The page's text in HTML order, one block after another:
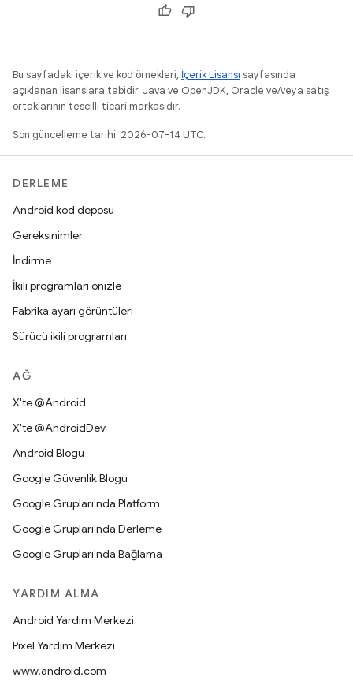
Bu sayfadaki içerik ve kod örnekleri, İçerik Lisansı sayfasında
açıklanan lisanslara tabidir. Java ve OpenJDK, Oracle ve/veya satış
ortaklarının tescilli ticari markasıdır.
Son güncelleme tarihi: 2026-07-14 UTC.
DERLEME
Android kod deposu
Gereksinimler
İndirme
İkili programları önizle
Fabrika ayarı görüntüleri
Sürücü ikili programları
AĞ
X'te @Android
X'te @AndroidDev
Android Blogu
Google Güvenlik Blogu
Google Grupları'nda Platform
Google Grupları'nda Derleme
Google Grupları'nda Bağlama
YARDIM ALMA
Android Yardım Merkezi
Pixel Yardım Merkezi
www.android.com